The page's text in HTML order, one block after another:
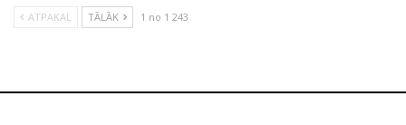
ATPAKAĻ TĀLĀK 1 no 1 243